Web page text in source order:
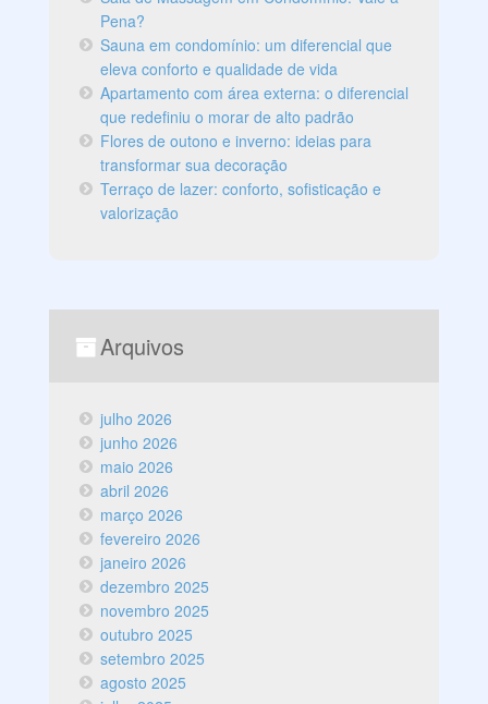
Pena?
Sauna em condomínio: um diferencial que
eleva conforto e qualidade de vida
Apartamento com área externa: o diferencial
que redefiniu o morar de alto padrão
Flores de outono e inverno: ideias para
transformar sua decoração
Terraço de lazer: conforto, sofisticação e
valorização
Arquivos
julho 2026
junho 2026
maio 2026
abril 2026
março 2026
fevereiro 2026
janeiro 2026
dezembro 2025
novembro 2025
outubro 2025
setembro 2025
agosto 2025